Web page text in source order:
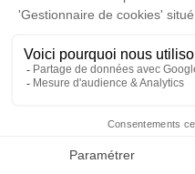
Faire-part
Cérémonie civile
Cimetière Saint-
Rue de la 3ème